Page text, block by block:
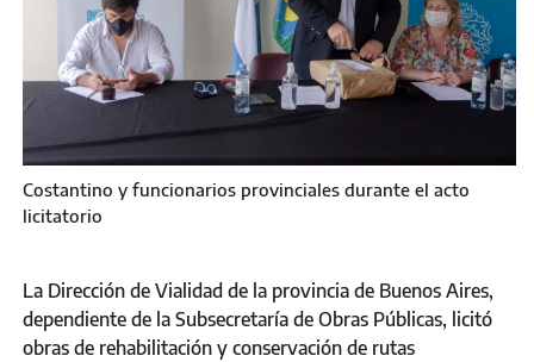
Costantino y funcionarios provinciales durante el acto
licitatorio
La Dirección de Vialidad de la provincia de Buenos Aires,
dependiente de la Subsecretaría de Obras Públicas, licitó
obras de rehabilitación y conservación de rutas